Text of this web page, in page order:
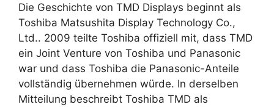
Die Geschichte von TMD Displays beginnt als
Toshiba Matsushita Display Technology Co.,
Ltd.. 2009 teilte Toshiba offiziell mit, dass TMD
ein Joint Venture von Toshiba und Panasonic
war und dass Toshiba die Panasonic-Anteile
vollständig übernehmen würde. In derselben
Mitteilung beschreibt Toshiba TMD als